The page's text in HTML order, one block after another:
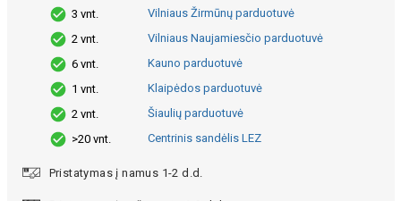
3 vnt.
Vilniaus Žirmūnų parduotuvė
2 vnt.
Vilniaus Naujamiesčio parduotuvė
6 vnt.
Kauno parduotuvė
1 vnt.
Klaipėdos parduotuvė
2 vnt.
Šiaulių parduotuvė
>20 vnt.
Centrinis sandėlis LEZ
Pristatymas į namus 1-2 d.d.